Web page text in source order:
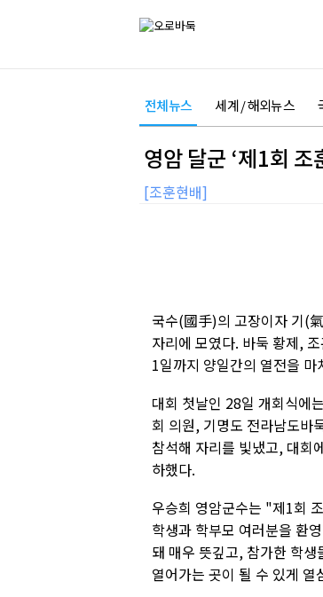
전체뉴스 세계 / 해외뉴스
영암 달군 ‘제1회
[조훈현배]
국수(國手)의 고장이자 기(
자리에 모였다. 바둑 황제,
1일까지 양일간의 열전을
대회 첫날인 28일 개회식에
회 의원, 기명도 전라남도바
참석해 자리를 빛냈고, 대회
하했다.
우승희 영암군수는 "제1회
학생과 학부모 여러분을 환
돼 매우 뜻깊고, 참가한 학
열어가는 곳이 될 수 있게